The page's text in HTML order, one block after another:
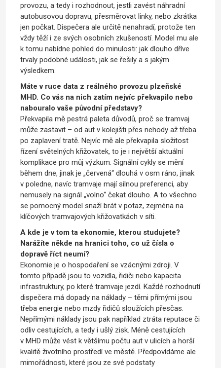
provozu, a tedy i rozhodnout, jestli zavést náhradní
autobusovou dopravu, přesměrovat linky, nebo zkrátka
jen počkat. Dispečera ale určitě nenahradí, protože ten
vždy těží i ze svých osobních zkušeností. Model mu ale
k tomu nabídne pohled do minulosti: jak dlouho dříve
trvaly podobné události, jak se řešily a s jakým
výsledkem.
Máte v ruce data z reálného provozu plzeňské
MHD. Co vás na nich zatím nejvíc překvapilo nebo
nabouralo vaše původní představy?
Překvapila mě pestrá paleta důvodů, proč se tramvaj
může zastavit – od aut v kolejišti přes nehody až třeba
po zaplavení tratě. Nejvíc mě ale překvapila složitost
řízení světelných křižovatek, to je i největší aktuální
komplikace pro můj výzkum. Signální cykly se mění
během dne, jinak je „červená“ dlouhá v osm ráno, jinak
v poledne, navíc tramvaje mají silnou preferenci, aby
nemusely na signál „volno“ čekat dlouho. A to všechno
se pomocný model snaží brát v potaz, zejména na
klíčových tramvajových křižovatkách v síti.
A kde je v tom ta ekonomie, kterou studujete?
Narážíte někde na hranici toho, co už čísla o
dopravě říct neumí?
Ekonomie je o hospodaření se vzácnými zdroji. V
tomto případě jsou to vozidla, řidiči nebo kapacita
infrastruktury, po které tramvaje jezdí. Každé rozhodnutí
dispečera má dopady na náklady – těmi přímými jsou
třeba energie nebo mzdy řidičů sloužících přesčas.
Nepřímými náklady jsou pak například ztráta reputace či
odliv cestujících, a tedy i ušlý zisk. Méně cestujících
v MHD může vést k většímu počtu aut v ulicích a horší
kvalitě životního prostředí ve městě. Předpovídáme ale
mimořádnosti, které jsou ze své podstaty